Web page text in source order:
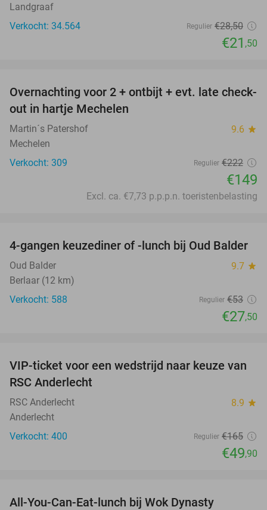
Landgraaf
Verkocht: 34.564
Regulier €28,50
€21 ,50
33%
Overnachting voor 2 + ontbijt + evt. late check-
out in hartje Mechelen
Martin´s Patershof 9.6 star
Mechelen
Verkocht: 309
Regulier €222
€149
Excl. ca. €7,73 p.p.p.n. toeristenbelasting
48%
4-gangen keuzediner of -lunch bij Oud Balder
Oud Balder 9.7 star
Berlaar (12 km)
Verkocht: 588
Regulier €53
€27,50
70%
OUT
VIP-ticket voor een wedstrijd naar keuze van
RSC Anderlecht
RSC Anderlecht 8.9 star
Anderlecht
Verkocht: 400
Regulier €165
€49,90
All-You-Can-Eat-lunch bij Wok Dynasty